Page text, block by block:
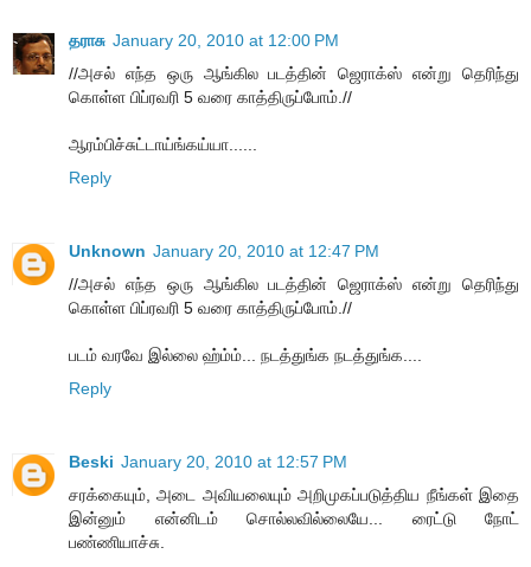
தராசு January 20, 2010 at 12:00 PM
//அசல் எந்த ஒரு ஆங்கில படத்தின் ஜெராக்ஸ் என்று தெரிந்து
கொள்ள பிப்ரவரி 5 வரை காத்திருப்போம்.//
ஆரம்பிச்சுட்டாய்ங்கய்யா......
Reply
Unknown January 20, 2010 at 12:47 PM
//அசல் எந்த ஒரு ஆங்கில படத்தின் ஜெராக்ஸ் என்று தெரிந்து
கொள்ள பிப்ரவரி 5 வரை காத்திருப்போம்.//
படம் வரவே இல்லை ஹ்ம்ம்... நடத்துங்க நடத்துங்க....
Reply
Beski January 20, 2010 at 12:57 PM
சரக்கையும், அடை அவியலையும் அறிமுகப்படுத்திய நீங்கள் இதை
இன்னும் என்னிடம் சொல்லவில்லையே... ரைட்டு நோட்
பண்ணியாச்சு.